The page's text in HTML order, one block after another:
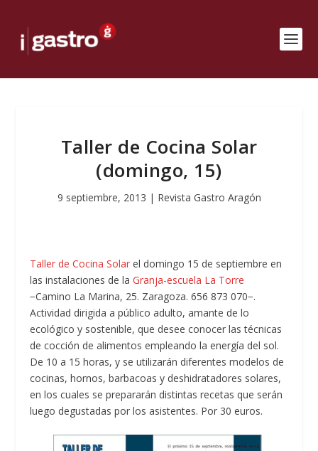
Taller de Cocina Solar
(domingo, 15)
9 septiembre, 2013 | Revista Gastro Aragón
Taller de Cocina Solar el domingo 15 de septiembre en
las instalaciones de laGranja-escuela La Torre
−Camino La Marina, 25. Zaragoza. 656 873 070−.
Actividad dirigida a público adulto, amante de lo
ecológico y sostenible, que desee conocer las técnicas
de cocción de alimentos empleando la energía del sol.
De 10 a 15 horas, y se utilizarán diferentes modelos de
cocinas, hornos, barbacoas y deshidratadores solares,
en los cuales se prepararán distintas recetas que serán
luego degustadas por los asistentes. Por 30 euros.